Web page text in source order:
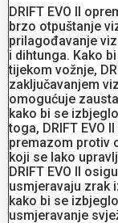
DRIFT EVO II
brzo otpuštanje
prilagođavanje
i dihtunga. Kako
tijekom vožnje,
zaključavanjem
omogućuje
kako bi se
toga, DRIFT EVO
premazom protiv
koji se lako
DRIFT EVO II
usmjeravaju zrak
kako bi se
usmjeravanje